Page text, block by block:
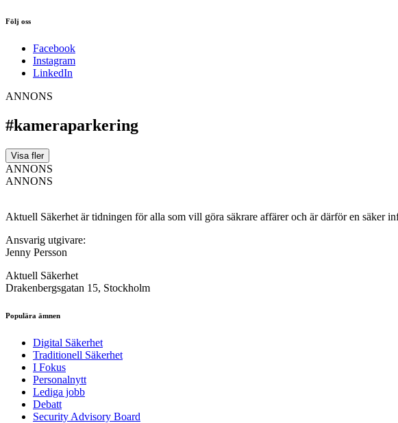
Följ oss
Facebook
Instagram
LinkedIn
ANNONS
#kameraparkering
Visa fler
ANNONS
ANNONS
Aktuell Säkerhet är tidningen för alla som vill göra säkrare affärer och är därför en säker
Ansvarig utgivare:
Jenny Persson
Aktuell Säkerhet
Drakenbergsgatan 15, Stockholm
Populära ämnen
Digital Säkerhet
Traditionell Säkerhet
I Fokus
Personalnytt
Lediga jobb
Debatt
Security Advisory Board